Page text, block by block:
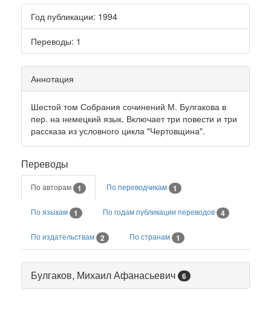
Год публикации: 1994
Переводы: 1
Аннотация
Шестой том Собрания сочинений М. Булгакова в
пер. на немецкий язык. Включает три повести и три
рассказа из условного цикла "Чертовщина".
Переводы
По авторам 1 По переводчикам 1
По языкам 1 По годам публикации переводов 4
По издательствам 2 По странам 1
Булгаков, Михаил Афанасьевич 6